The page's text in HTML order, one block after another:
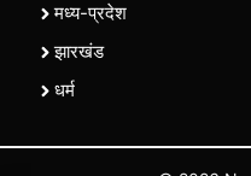
मध्य-प्रदेश
झारखंड
धर्म